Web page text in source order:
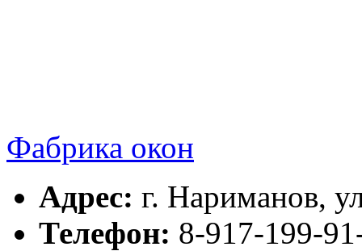
Фабрика окон
Адрес: г. Нариманов,
Телефон: 8-917-199-